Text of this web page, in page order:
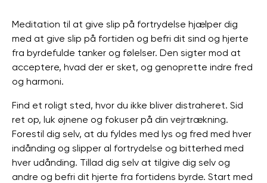
Meditation til at give slip på fortrydelse hjælper dig
med at give slip på fortiden og befri dit sind og hjerte
fra byrdefulde tanker og følelser. Den sigter mod at
acceptere, hvad der er sket, og genoprette indre fred
og harmoni.
Find et roligt sted, hvor du ikke bliver distraheret. Sid
ret op, luk øjnene og fokuser på din vejrtrækning.
Forestil dig selv, at du fyldes med lys og fred med hver
indånding og slipper al fortrydelse og bitterhed med
hver udånding. Tillad dig selv at tilgive dig selv og
andre og befri dit hjerte fra fortidens byrde. Start med